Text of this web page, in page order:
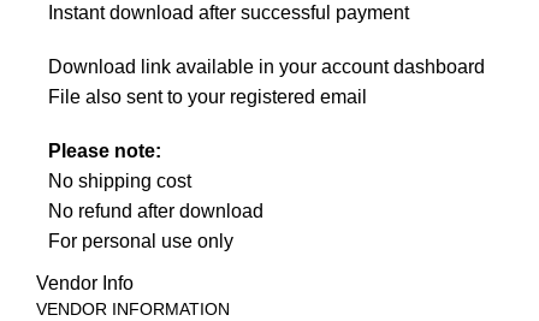
Instant download after successful payment
Download link available in your account dashboard
File also sent to your registered email
Please note:
No shipping cost
No refund after download
For personal use only
Vendor Info
VENDOR INFORMATION